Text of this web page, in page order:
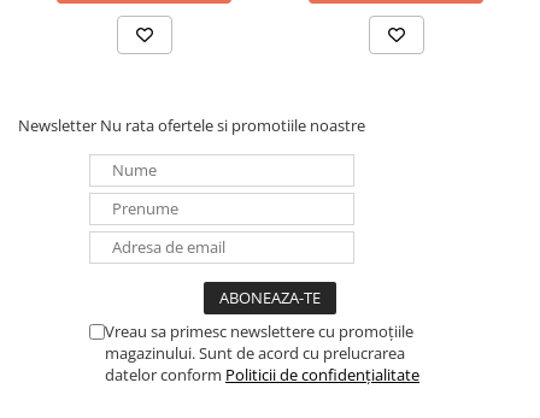
Newsletter Nu rata ofertele si promotiile noastre
Vreau sa primesc newslettere cu promoțiile
magazinului. Sunt de acord cu prelucrarea
datelor conform Politicii de confidențialitate